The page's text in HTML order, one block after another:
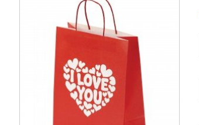
ХОББИ И ТВОРЧЕСТВО
ЭЛЕКТРОНИКА